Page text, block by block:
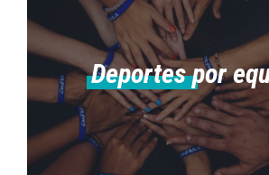
Deportes por